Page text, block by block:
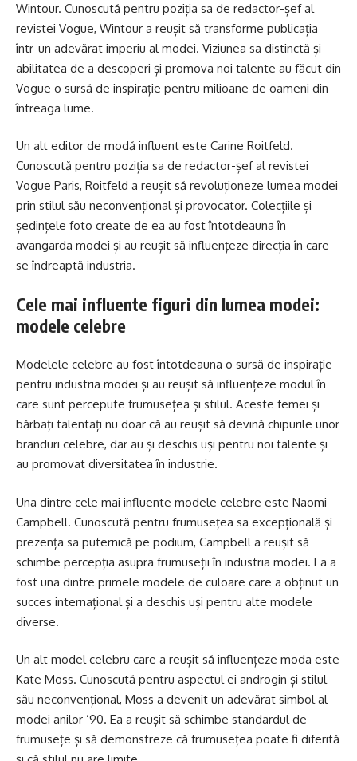
Wintour. Cunoscută pentru poziția sa de redactor-șef al
revistei Vogue, Wintour a reușit să transforme publicația
într-un adevărat imperiu al modei. Viziunea sa distinctă și
abilitatea de a descoperi și promova noi talente au făcut din
Vogue o sursă de inspirație pentru milioane de oameni din
întreaga lume.
Un alt editor de modă influent este Carine Roitfeld.
Cunoscută pentru poziția sa de redactor-șef al revistei
Vogue Paris, Roitfeld a reușit să revoluționeze lumea modei
prin stilul său neconvențional și provocator. Colecțiile și
ședințele foto create de ea au fost întotdeauna în
avangarda modei și au reușit să influențeze direcția în care
se îndreaptă industria.
Cele mai influente figuri din lumea modei:
modele celebre
Modelele celebre au fost întotdeauna o sursă de inspirație
pentru industria modei și au reușit să influențeze modul în
care sunt percepute frumusețea și stilul. Aceste femei și
bărbați talentați nu doar că au reușit să devină chipurile unor
branduri celebre, dar au și deschis uși pentru noi talente și
au promovat diversitatea în industrie.
Una dintre cele mai influente modele celebre este Naomi
Campbell. Cunoscută pentru frumusețea sa excepțională și
prezența sa puternică pe podium, Campbell a reușit să
schimbe percepția asupra frumuseții în industria modei. Ea a
fost una dintre primele modele de culoare care a obținut un
succes internațional și a deschis uși pentru alte modele
diverse.
Un alt model celebru care a reușit să influențeze moda este
Kate Moss. Cunoscută pentru aspectul ei androgin și stilul
său neconvențional, Moss a devenit un adevărat simbol al
modei anilor ’90. Ea a reușit să schimbe standardul de
frumusețe și să demonstreze că frumusețea poate fi diferită